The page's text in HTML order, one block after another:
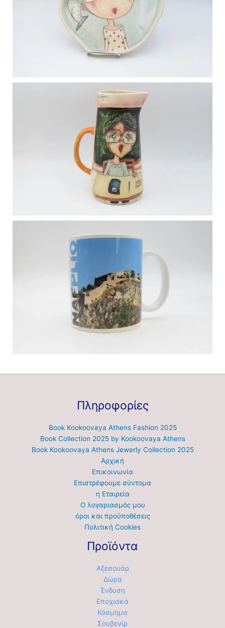
Πληροφορίες
Book Kookoovaya Athens Fashion 2025
Book Collection 2025 by Kookoovaya Athens
Book Kookoovaya Athens Jewerly Collection 2025
Αρχική
Επικοινωνία
Επιστρέφουμε σύντομα
η Εταιρεία
Ο λογαριασμός μου
όροι και προϋποθέσεις
Πολιτική Cookies
Προϊόντα
Αξεσουάρ
Δώρα
Ένδυση
Εποχιακά
Κόσμημα
Σουβενίρ